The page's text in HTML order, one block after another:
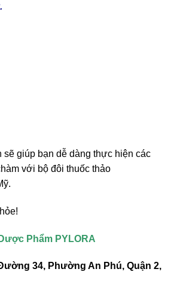
sẽ giúp bạn dễ dàng thực hiện các
với bộ đôi thuốc thảo
Phẩm PYLORA
34, Phường An Phú, Quận 2,